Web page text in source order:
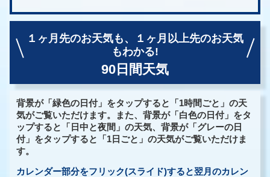
１ヶ月先のお天気も、
１ヶ月以上先のお天気
もわかる!
90日間天気
背景が「緑色の日付」をタップすると「1時間ごと」の天
気がご覧いただけます。また、背景が「白色の日付」をタ
ップすると「日中と夜間」の天気、背景が「グレーの日
付」をタップすると「1日ごと」の天気がご覧いただけま
す。
カレンダー部分をフリック(スライド)すると翌月のカレン